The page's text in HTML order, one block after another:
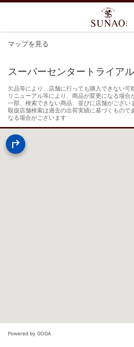
マップを見る
スーパーセンタートライア
欠品等により、店舗に行っても購入できない可
リニューアル等により、商品が変更になる場合
一部、検索できない商品、並びに店舗がござい
取扱店舗検索は過去の出荷実績に基づくもので
なる場合がございます
Powered by GOGA